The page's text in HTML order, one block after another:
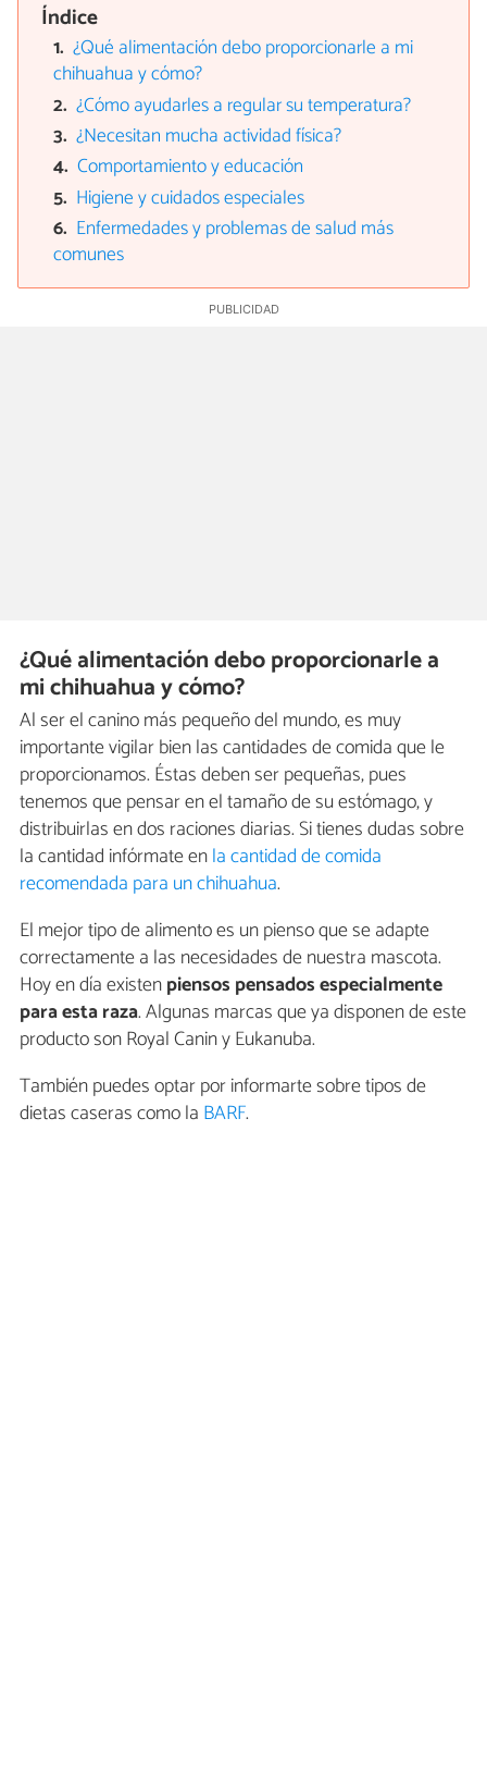
Índice
¿Qué alimentación debo proporcionarle a mi
chihuahua y cómo?
¿Cómo ayudarles a regular su temperatura?
¿Necesitan mucha actividad física?
Comportamiento y educación
Higiene y cuidados especiales
Enfermedades y problemas de salud más
comunes
¿Qué alimentación debo proporcionarle a
mi chihuahua y cómo?
Al ser el canino más pequeño del mundo, es muy
importante vigilar bien las cantidades de comida que le
proporcionamos. Éstas deben ser pequeñas, pues
tenemos que pensar en el tamaño de su estómago, y
distribuirlas en dos raciones diarias. Si tienes dudas sobre
la cantidad infórmate enla cantidad de comida
recomendada para un chihuahua.
El mejor tipo de alimento es un pienso que se adapte
correctamente a las necesidades de nuestra mascota.
Hoy en día existenpiensos pensados especialmente
para esta raza. Algunas marcas que ya disponen de este
producto son Royal Canin y Eukanuba.
También puedes optar por informarte sobre tipos de
dietas caseras como la BARF.